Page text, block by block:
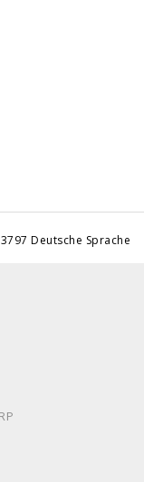
Deutsche Sprache